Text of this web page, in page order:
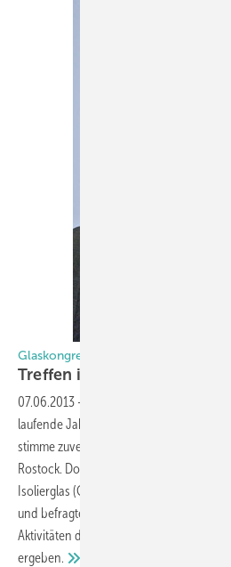
Glaskongress 2013 — Jahrestagung
Treffen im hohen
07.06.2013 -
laufende Jahr 2013 positiv ein. Gerade
stimme zuversichtlich, so der Tenor beim
Rostock. Dort feierte auch die
Isolierglas (GMI) ihr 30-jähriges Jubiläum.
und befragte Geschäftsführer Jochen
Aktivitäten der GMI und welche Vorteile
ergeben.